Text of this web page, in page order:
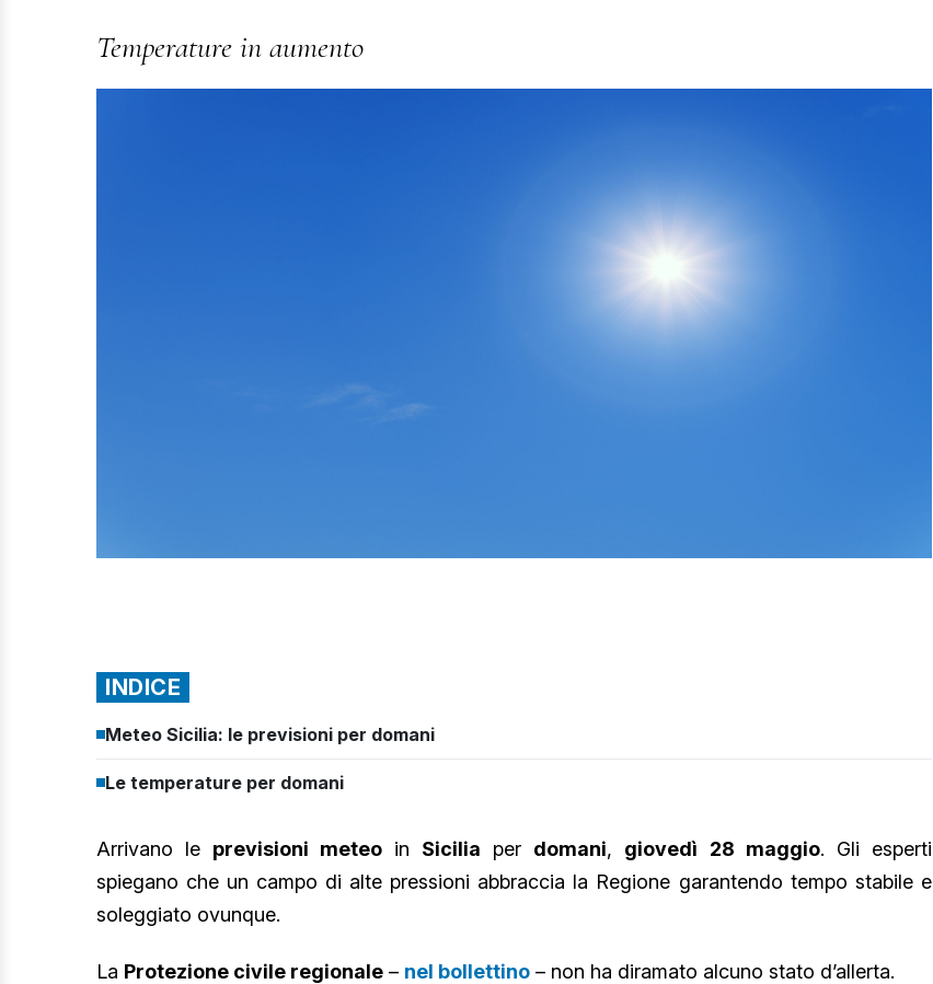
Temperature in aumento
INDICE
Meteo Sicilia: le previsioni per domani
Le temperature per domani
Arrivano le previsioni meteo in Sicilia per domani, giovedì 28 maggio. Gli esperti
spiegano che un campo di alte pressioni abbraccia la Regione garantendo tempo stabile e
soleggiato ovunque.
La Protezione civile regionale – nel bollettino – non ha diramato alcuno stato d’allerta.